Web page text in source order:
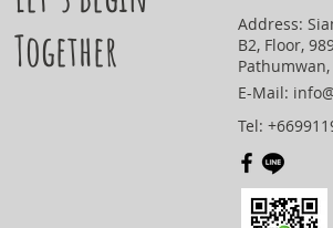
Together
Address:
B2, Floor,
E-Mail:
Tel: